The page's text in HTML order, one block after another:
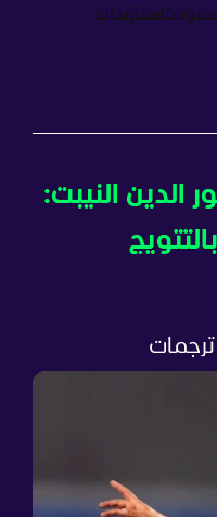
بودكاستترندات
2026 - نور الدين النيبت:
ترجمات